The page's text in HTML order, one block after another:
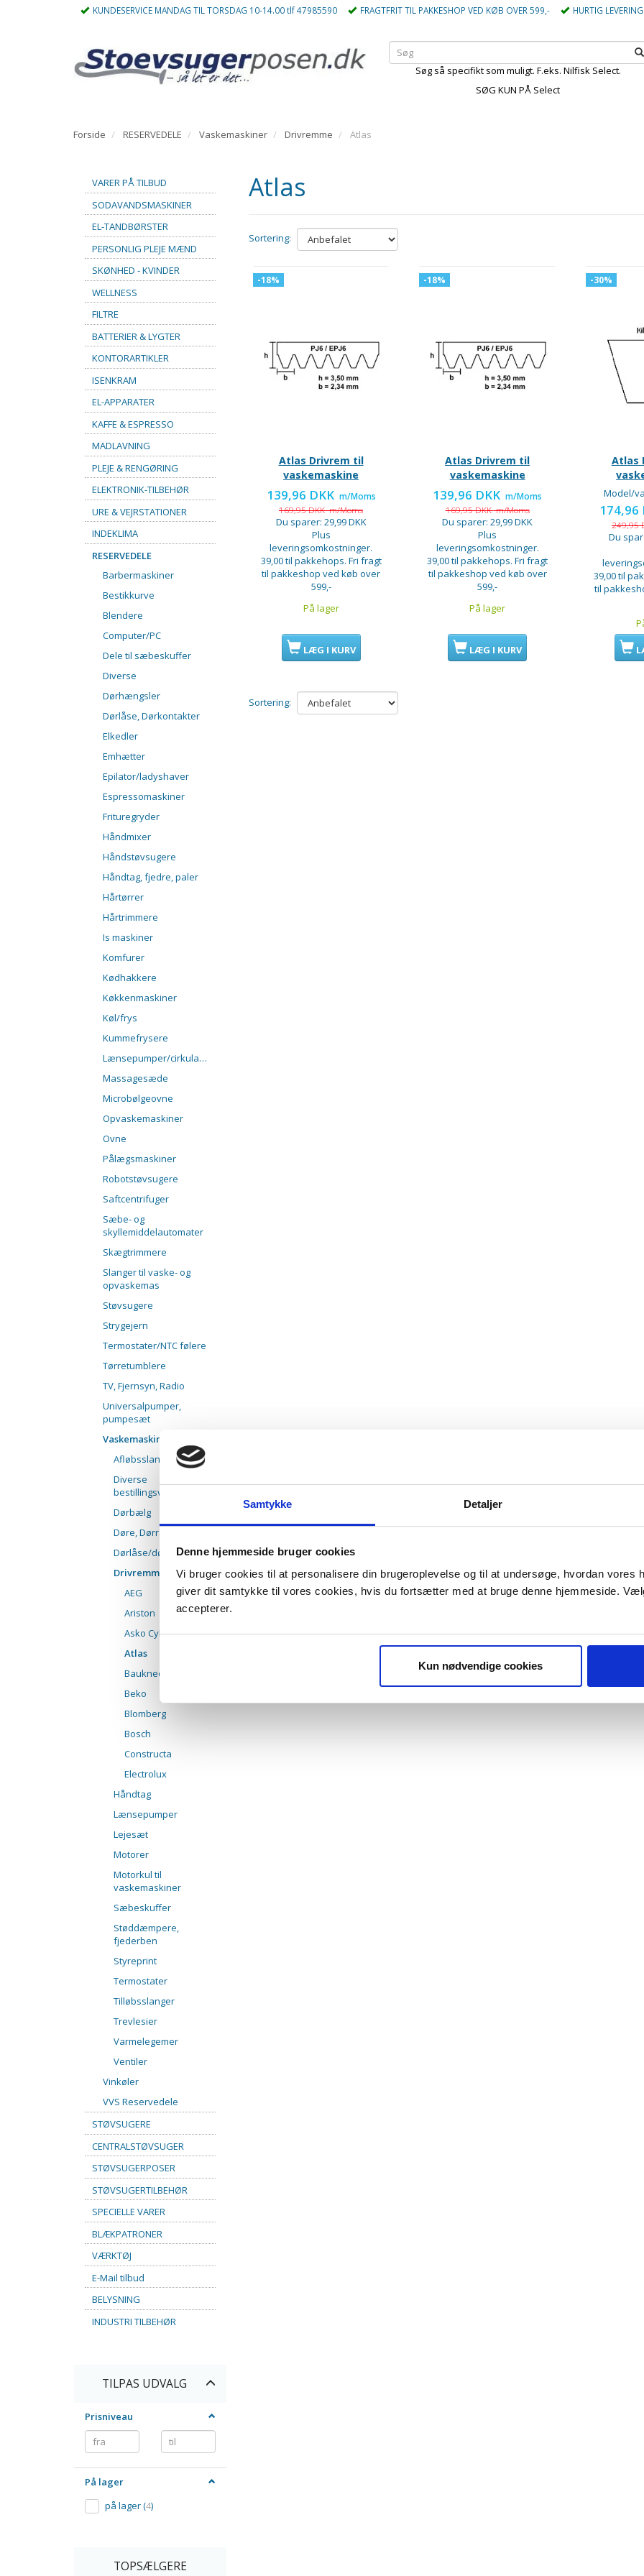
Samtykke Detaljer
Denne hjemmeside bruger cookies
Vi bruger cookies til at personalisere din brugeroplevelse og til at undersøge, hvordan vores
giver dit samtykke til vores cookies, hvis du fortsætter med at bruge denne hjemmeside.
accepterer.
Kun nødvendige cookies
KUNDESERVICE MANDAG TIL TORSDAG 10-14.00 tlf 47985590 FRAGTFRIT TIL PAKKESHOP VED KØB OVER 599,- HURTIG LEVERING
Søg så specifikt som muligt. F.eks. Nilfisk Select.
SØG KUN PÅ Select
Forside RESERVEDELE Vaskemaskiner Drivremme Atlas
VARER PÅ TILBUD
SODAVANDSMASKINER
EL-TANDBØRSTER
PERSONLIG PLEJE MÆND
SKØNHED - KVINDER
WELLNESS
FILTRE
BATTERIER & LYGTER
KONTORARTIKLER
ISENKRAM
EL-APPARATER
KAFFE & ESPRESSO
MADLAVNING
PLEJE & RENGØRING
ELEKTRONIK-TILBEHØR
URE & VEJRSTATIONER
INDEKLIMA
RESERVEDELE
Barbermaskiner
Bestikkurve
Blendere
Computer/PC
Dele til sæbeskuffer
Diverse
Dørhængsler
Dørlåse, Dørkontakter
Elkedler
Emhætter
Epilator/ladyshaver
Espressomaskiner
Frituregryder
Håndmixer
Håndstøvsugere
Håndtag, fjedre, paler
Hårtørrer
Hårtrimmere
Is maskiner
Komfurer
Kødhakkere
Køkkenmaskiner
Køl/frys
Kummefrysere
Lænsepumper/cirkulationspumper
Massagesæde
Microbølgeovne
Opvaskemaskiner
Ovne
Pålægsmaskiner
Robotstøvsugere
Saftcentrifuger
Sæbe- og
skyllemiddelautomater
Skægtrimmere
Slanger til vaske- og
opvaskemas
Støvsugere
Strygejern
Termostater/NTC følere
Tørretumblere
TV, Fjernsyn, Radio
Universalpumper,
pumpesæt
Vaskemaskiner
Afløbsslanger
Diverse
bestillingsvarer
Dørbælg
Døre, Dørrammer
Dørlåse/dørkontakter
Drivremme
AEG
Ariston
Asko Cylinda
Atlas
Bauknecht
Beko
Blomberg
Bosch
Constructa
Electrolux
Håndtag
Lænsepumper
Lejesæt
Motorer
Motorkul til
vaskemaskiner
Sæbeskuffer
Støddæmpere,
fjederben
Styreprint
Termostater
Tilløbsslanger
Trevlesier
Varmelegemer
Ventiler
Vinkøler
VVS Reservedele
STØVSUGERE
CENTRALSTØVSUGER
STØVSUGERPOSER
STØVSUGERTILBEHØR
SPECIELLE VARER
BLÆKPATRONER
VÆRKTØJ
E-Mail tilbud
BELYSNING
INDUSTRI TILBEHØR
TILPAS UDVALG
Prisniveau
På lager
på lager(4)
TOPSÆLGERE
Atlas
Sortering:
-18%
Atlas Drivrem til
vaskemaskine
139,96 DKK m/Moms
169,95 DKKm/Moms
Du sparer: 29,99 DKK
Plus
leveringsomkostninger.
39,00 til pakkehops. Fri fragt
til pakkeshop ved køb over
599,-
På lager
LÆG I KURV
-18%
Atlas Drivrem til
vaskemaskine
139,96 DKK m/Moms
169,95 DKKm/Moms
Du sparer:29,99 DKK
Plus
leveringsomkostninger.
39,00 til pakkehops. Fri fragt
til pakkeshop ved køb over
599,-
På lager
LÆG I KURV
-30%
Atlas
Model/
174,96
249,95
Du
39,00 til
til
Sortering: